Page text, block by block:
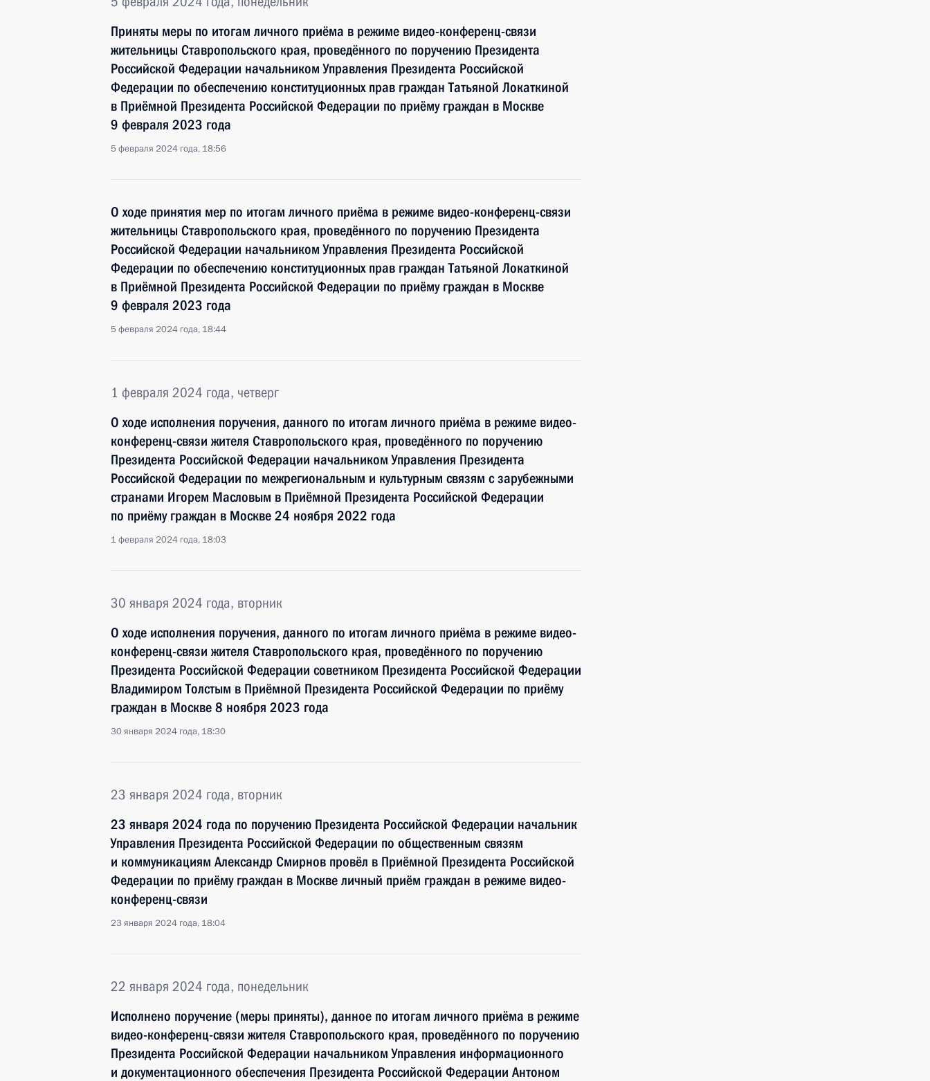
Приняты меры по итогам личного приёма в режиме видео-конференц-связи
жительницы Ставропольского края, проведённого по поручению Президента
Российской Федерации начальником Управления Президента Российской
Федерации по обеспечению конституционных прав граждан Татьяной Локаткиной
в Приёмной Президента Российской Федерации по приёму граждан в Москве
9 февраля 2023 года
5 февраля 2024 года, 18:56
О ходе принятия мер по итогам личного приёма в режиме видео-конференц-связи
жительницы Ставропольского края, проведённого по поручению Президента
Российской Федерации начальником Управления Президента Российской
Федерации по обеспечению конституционных прав граждан Татьяной Локаткиной
в Приёмной Президента Российской Федерации по приёму граждан в Москве
9 февраля 2023 года
5 февраля 2024 года, 18:44
1 февраля 2024 года, четверг
О ходе исполнения поручения, данного по итогам личного приёма в режиме видео-
конференц-связи жителя Ставропольского края, проведённого по поручению
Президента Российской Федерации начальником Управления Президента
Российской Федерации по межрегиональным и культурным связям с зарубежными
странами Игорем Масловым в Приёмной Президента Российской Федерации
по приёму граждан в Москве 24 ноября 2022 года
1 февраля 2024 года, 18:03
30 января 2024 года, вторник
О ходе исполнения поручения, данного по итогам личного приёма в режиме видео-
конференц-связи жителя Ставропольского края, проведённого по поручению
Президента Российской Федерации советником Президента Российской Федерации
Владимиром Толстым в Приёмной Президента Российской Федерации по приёму
граждан в Москве 8 ноября 2023 года
30 января 2024 года, 18:30
23 января 2024 года, вторник
23 января 2024 года по поручению Президента Российской Федерации начальник
Управления Президента Российской Федерации по общественным связям
и коммуникациям Александр Смирнов провёл в Приёмной Президента Российской
Федерации по приёму граждан в Москве личный приём граждан в режиме видео-
конференц-связи
23 января 2024 года, 18:04
22 января 2024 года, понедельник
Исполнено поручение (меры приняты), данное по итогам личного приёма в режиме
видео-конференц-связи жителя Ставропольского края, проведённого по поручению
Президента Российской Федерации начальником Управления информационного
и документационного обеспечения Президента Российской Федерации Антоном